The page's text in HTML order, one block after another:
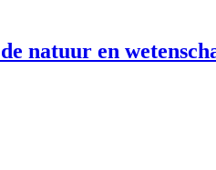
natuur en